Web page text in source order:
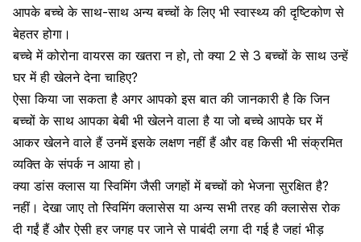
आपके बच्चे के साथ-साथ अन्य बच्चों के लिए भी स्वास्थ्य की दृष्टिकोण से
बेहतर होगा।
बच्चे में कोरोना वायरस का खतरा न हो, तो क्या 2 से 3 बच्चों के साथ उन्हें
घर में ही खेलने देना चाहिए?
ऐसा किया जा सकता है अगर आपको इस बात की जानकारी है कि जिन
बच्चों के साथ आपका बेबी भी खेलने वाला है या जो बच्चे आपके घर में
आकर खेलने वाले हैं उनमें इसके लक्षण नहीं हैं और वह किसी भी संक्रमित
व्यक्ति के संपर्क न आया हो।
क्या डांस क्लास या स्विमिंग जैसी जगहों में बच्चों को भेजना सुरक्षित है?
नहीं। देखा जाए तो स्विमिंग क्लासेस या अन्य सभी तरह की क्लासेस रोक
दी गईं हैं और ऐसी हर जगह पर जाने से पाबंदी लगा दी गई है जहां भीड़